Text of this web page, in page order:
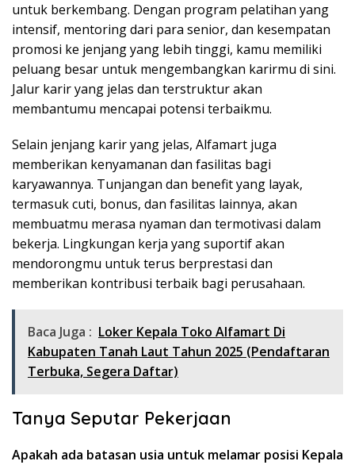
untuk berkembang. Dengan program pelatihan yang
intensif, mentoring dari para senior, dan kesempatan
promosi ke jenjang yang lebih tinggi, kamu memiliki
peluang besar untuk mengembangkan karirmu di sini.
Jalur karir yang jelas dan terstruktur akan
membantumu mencapai potensi terbaikmu.
Selain jenjang karir yang jelas, Alfamart juga
memberikan kenyamanan dan fasilitas bagi
karyawannya. Tunjangan dan benefit yang layak,
termasuk cuti, bonus, dan fasilitas lainnya, akan
membuatmu merasa nyaman dan termotivasi dalam
bekerja. Lingkungan kerja yang suportif akan
mendorongmu untuk terus berprestasi dan
memberikan kontribusi terbaik bagi perusahaan.
Baca Juga : Loker Kepala Toko Alfamart Di
Kabupaten Tanah Laut Tahun 2025 (Pendaftaran
Terbuka, Segera Daftar)
Tanya Seputar Pekerjaan
Apakah ada batasan usia untuk melamar posisi Kepala